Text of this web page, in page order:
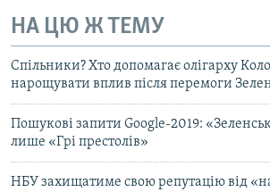
НА ЦЮ Ж ТЕМУ
Спільники? Хто допомагає олігарху
нарощувати вплив після перемоги
Пошукові запити Google-2019:
лише «Грі престолів»
НБУ захищатиме свою репутацію від